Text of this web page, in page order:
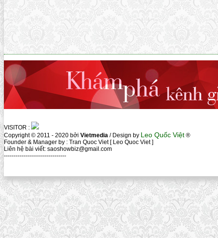
VISITOR :
Copyright © 2011 - 2020 bởi Vietmedia / Design by Leo Quốc Việt ®
Founder & Manager by : Tran Quoc Viet [ Leo Quoc Viet ]
Liên hệ bài viết: saoshowbiz@gmail.com
--------------------------------